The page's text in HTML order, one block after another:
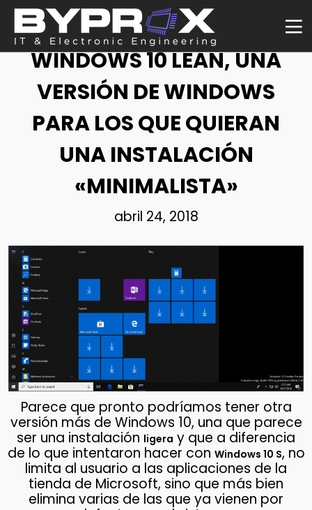
NOTICIA
WINDOWS 10 LEAN, UNA
VERSIÓN DE WINDOWS
PARA LOS QUE QUIERAN
UNA INSTALACIÓN
«MINIMALISTA»
abril 24, 2018
Parece que pronto podríamos tener otra
versión más de Windows 10, una que parece
ser una instalación ligera y que a diferencia
de lo que intentaron hacer con Windows 10 S, no
limita al usuario a las aplicaciones de la
tienda de Microsoft, sino que más bien
elimina varias de las que ya vienen por